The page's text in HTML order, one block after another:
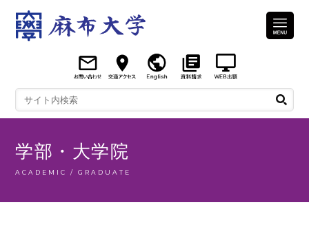
学部・大学院
ACADEMIC / GRADUATE